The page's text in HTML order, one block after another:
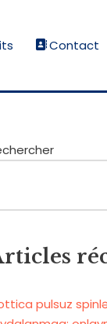
Contact
pulsuz